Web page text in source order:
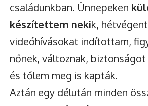
családunkban. Ünnepeken
készítettem nekik,
videóhívásokat indítottam,
nőnek, változnak,
és tőlem meg is kapták.
Aztán egy délután minden